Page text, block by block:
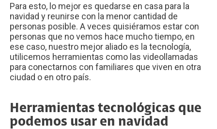
Para esto, lo mejor es quedarse en casa para la
navidad y reunirse con la menor cantidad de
personas posible. A veces quisiéramos estar con
personas que no vemos hace mucho tiempo, en
ese caso, nuestro mejor aliado es la tecnología,
utilicemos herramientas como las videollamadas
para conectarnos con familiares que viven en otra
ciudad o en otro país.
Herramientas tecnológicas que
podemos usar en navidad